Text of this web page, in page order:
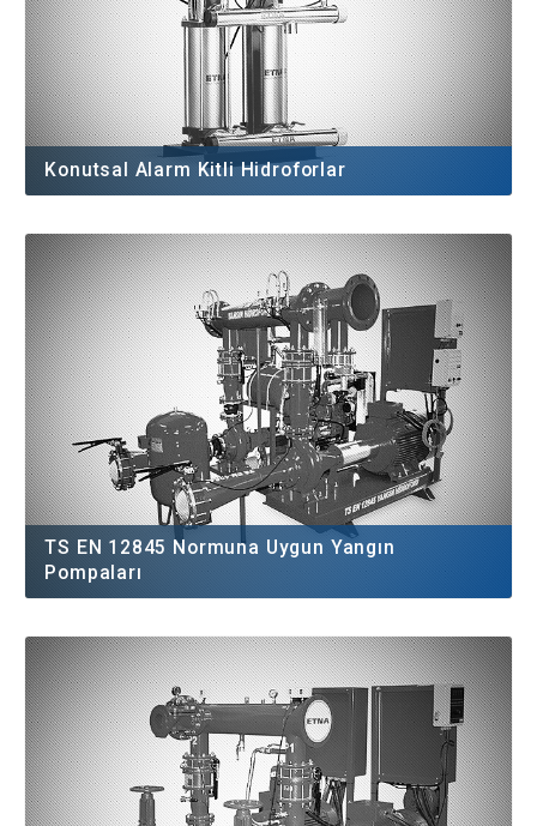
Konutsal Alarm Kitli Hidroforlar
TS EN 12845 Normuna Uygun Yangın
Pompaları